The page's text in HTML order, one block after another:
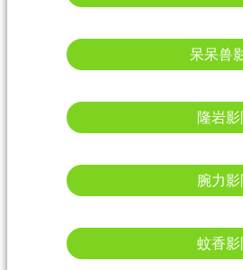
呆呆兽
隆岩影
腕力影
蚊香影